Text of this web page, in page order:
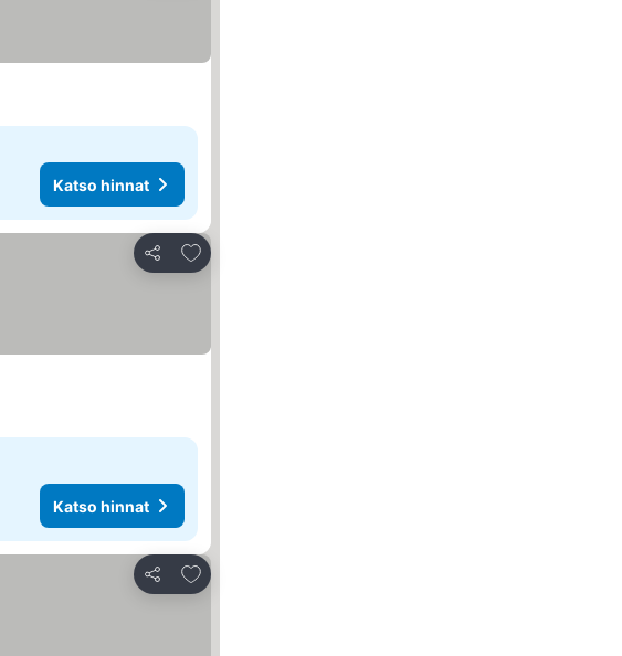
Katso hinnat
Jaa
Lisää suosikkeihin
Katso hinnat
Jaa
Lisää suosikkeihin